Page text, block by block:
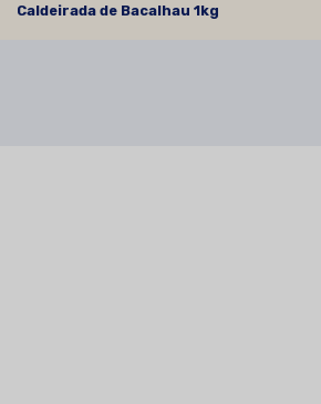
Caldeirada de Bacalhau 1kg